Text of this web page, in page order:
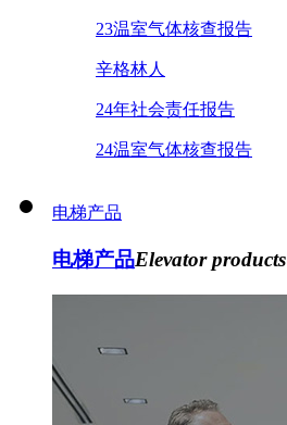
23温室气体核查报告
辛格林人
24年社会责任报告
24温室气体核查报告
电梯产品
电梯产品Elevator products